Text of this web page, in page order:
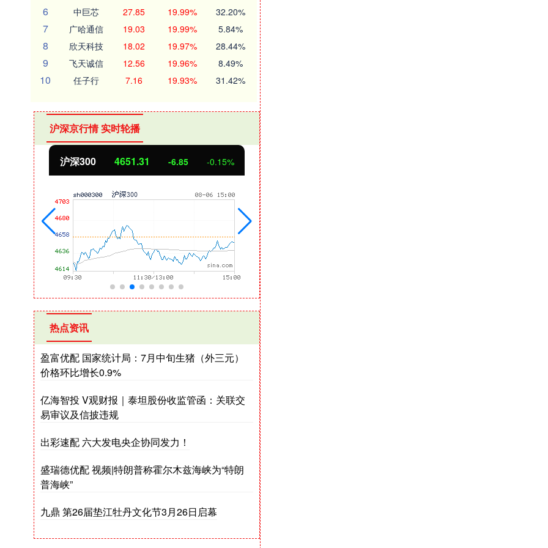
6 中巨芯 27.85 19.99% 32.20%
7 广哈通信 19.03 19.99% 5.84%
8 欣天科技 18.02 19.97% 28.44%
9 飞天诚信 12.56 19.96% 8.49%
10 任子行 7.16 19.93% 31.42%
沪深京行情 实时轮播
北证50 1122.88 3.42 0.30%
热点资讯
盈富优配 国家统计局：7月中旬生猪（外三元）
价格环比增长0.9%
亿海智投 V观财报｜泰坦股份收监管函：关联交
易审议及信披违规
出彩速配 六大发电央企协同发力！
盛瑞德优配 视频|特朗普称霍尔木兹海峡为“特朗
普海峡”
九鼎 第26届垫江牡丹文化节3月26日启幕